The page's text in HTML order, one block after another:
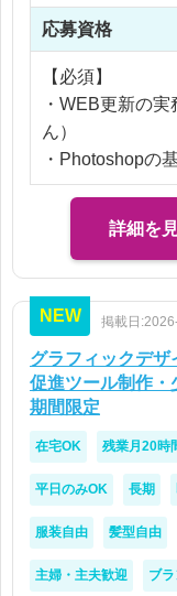
※電話対応はあ
ションを取る場
＜社内コミュニ
Teams を使っ
◆ 業務の特徴
制作担当者は現
デジタル広告の
な知識は必要で
応募資格
【必須】
・WEB更新の
ん）
・Photoshopの
切り抜きなど）
・チラシやDM
「更新だけ経験
う方でもご相談
詳細を
NEW 掲載日
グラフィックデ
促進ツール制作
期間限定
在宅OK 残業月20時
平日のみOK 長期
服装自由 髪型自由
主婦・主夫歓迎 ブ